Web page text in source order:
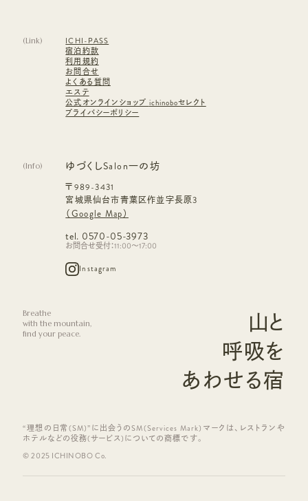
(Link)
ICHI-PASS
宿泊約款
利用規約
お問合せ
よくある質問
エステ
公式オンラインショップ ichinoboセレクト
プライバシーポリシー
(Info) ゆづくしSalon一の坊
〒989-3431
宮城県仙台市青葉区作並字長原3
（Google Map）
tel. 0570-05-3973
お問合せ受付：11:00～17:00
Instagram
Breathe
with the mountain,
find your peace.
山と
呼吸を
あわせる宿
“理想の日常(SM)”に出会うのSM(Services Mark)マークは、レストランや
ホテルなどの役務(サービス)についての商標です。
© 2025 ICHINOBO Co.